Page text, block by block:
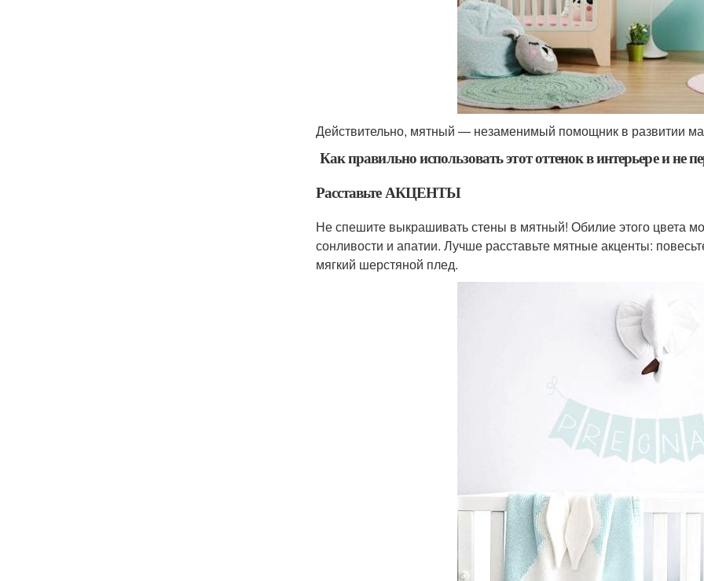
Действительно, мятный — незаменимый помощник в развитии
Как правильно использовать этот оттенок в интерьере и не
Расставьте АКЦЕНТЫ
Не спешите выкрашивать стены в мятный! Обилие этого цвета
сонливости и апатии. Лучше расставьте мятные акценты:
мягкий шерстяной плед.